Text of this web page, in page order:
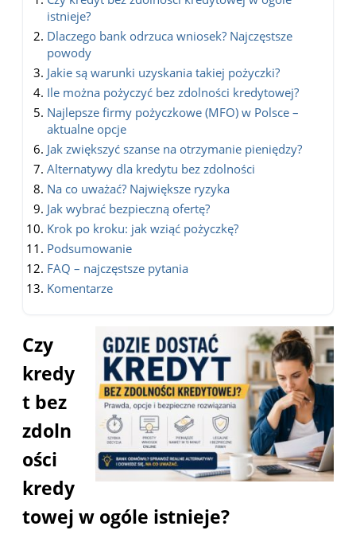
istnieje?
Dlaczego bank odrzuca wniosek? Najczęstsze
powody
Jakie są warunki uzyskania takiej pożyczki?
Ile można pożyczyć bez zdolności kredytowej?
Najlepsze firmy pożyczkowe (MFO) w Polsce –
aktualne opcje
Jak zwiększyć szanse na otrzymanie pieniędzy?
Alternatywy dla kredytu bez zdolności
Na co uważać? Największe ryzyka
Jak wybrać bezpieczną ofertę?
Krok po kroku: jak wziąć pożyczkę?
Podsumowanie
FAQ – najczęstsze pytania
Komentarze
Czy
kredy
t bez
zdoln
ości
kredy
towej w ogóle istnieje?